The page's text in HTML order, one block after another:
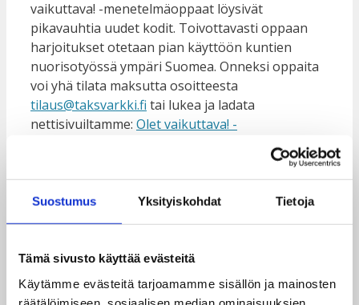
Suostumus Yksityiskohdat Tietoja
Tämä sivusto käyttää evästeitä
Käytämme evästeitä tarjoamamme sisällön ja mainosten
vaikuttava! -menetelmäoppaat löysivät
pikavauhtia uudet kodit. Toivottavasti oppaan
harjoitukset otetaan pian käyttöön kuntien
nuorisotyössä ympäri Suomea. Onneksi oppaita
voi yhä tilata maksutta osoitteesta
tilaus@taksvarkki.fi tai lukea ja ladata
nettisivuiltamme: Olet vaikuttava! -
Monille nuorisoalalla toimiville oli yllätys, että
Taksvärkiltä voi myös tilata maksuttomia